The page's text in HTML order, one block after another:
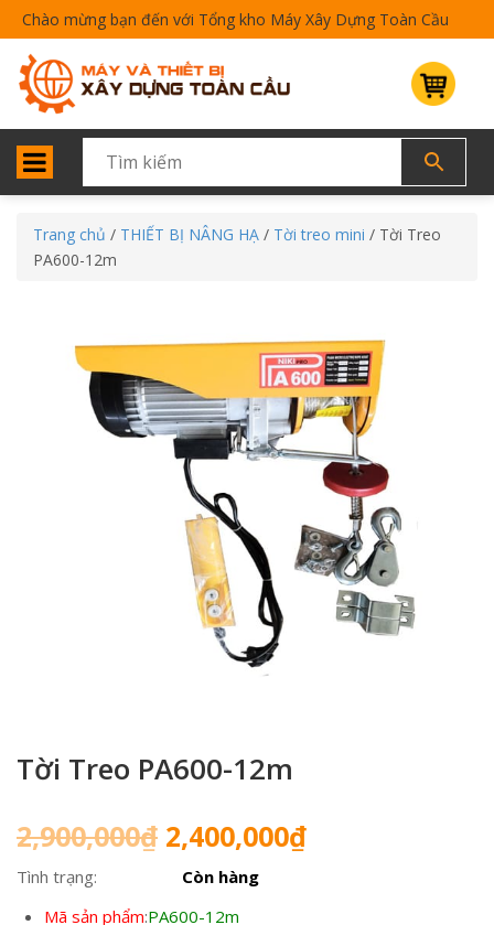
Chào mừng bạn đến với Tổng kho Máy Xây Dựng Toàn Cầu
Trang chủ / THIẾT BỊ NÂNG HẠ / Tời treo mini / Tời Treo
PA600-12m
Tời Treo PA600-12m
2,900,000₫ Giá
gốc
là:
2,900,000₫.
2,400,000₫Giá
Tình trạng:
Còn hàng
Mã sản phẩm:PA600-12m